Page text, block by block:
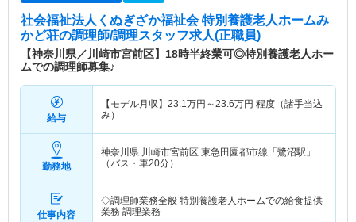
社会福祉法人くぬぎざか福祉会 特別養護老人ホームみ
かど荘の調理師/調理スタッフ求人(正職員)
【神奈川県／川崎市宮前区】18時半終業可◎特別養護老人ホー
ムでの調理師募集♪
給与
【モデル月収】 23.1万円～23.6万円 程度（諸手当込
み）
勤務地
神奈川県 川崎市宮前区 東急田園都市線「鷺沼駅」
（バス・車20分）
仕事内容
◇調理師業務全般 特別養護老人ホームでの給食提供
業務 調理業務